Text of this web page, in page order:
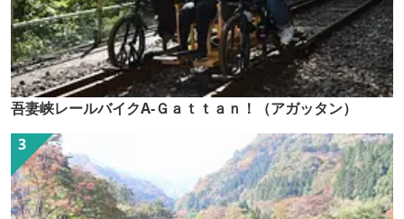
吾妻峡レールバイクA-Ｇａｔｔａｎ！（アガッタン）